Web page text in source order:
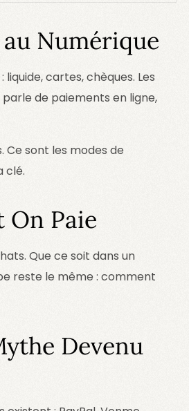
Numérique
cartes, chèques. Les
de paiements en ligne,
sont les modes de
clé.
On Paie
Que ce soit dans un
reste le même : comment
Devenu